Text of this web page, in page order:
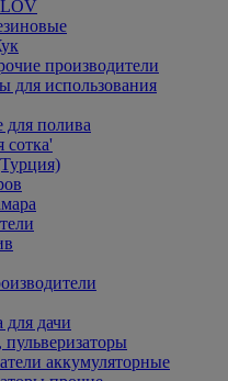
производители
для использования
полива
сотка'
дачи
аккумуляторные